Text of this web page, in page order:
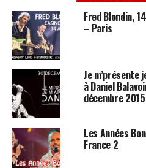
Le titre du nouvel album va faire
La vie est une truite arc-en-ciel qui
Pourquoi un tel titre ? Cali explique
albums les titres se sont imposés
lui est tombé dessus dit-il,
Varrod,
Menteur aurait du se
Et donc pourLa vie est une truite
coeur : A 6h du matin son ami et
part à la pêche et lui envoie un
ciel qui nage dans mon coeur. Cali
viens de trouver le titre de l’album
Fred Blondin,
– Paris
Je m’présente
à Daniel
décembre 2015
Les Années
France 2